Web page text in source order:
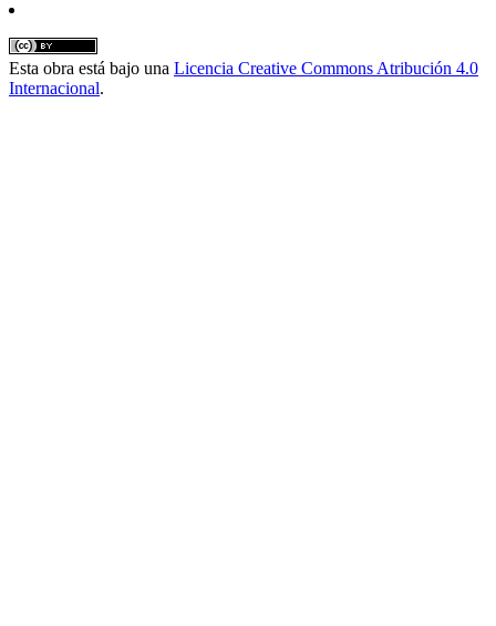
Esta obra está bajo una Licencia Creative Commons Atribución 4.0
Internacional.